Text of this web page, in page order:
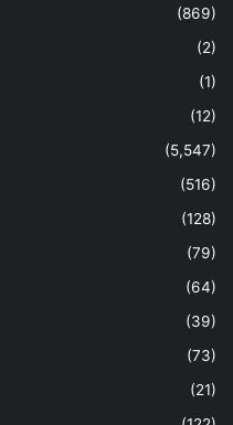
(869)
(2)
(1)
(12)
(5,547)
(516)
(128)
(79)
(64)
(39)
(73)
(21)